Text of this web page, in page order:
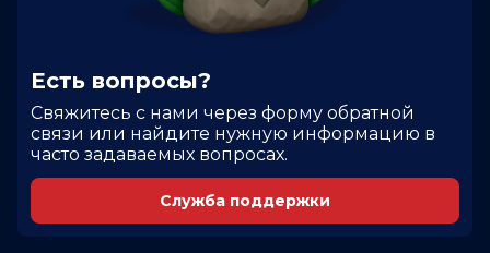
Есть вопросы?
Cвяжитесь с нами через форму обратной
связи или найдите нужную информацию в
часто задаваемых вопросах.
Служба поддержки